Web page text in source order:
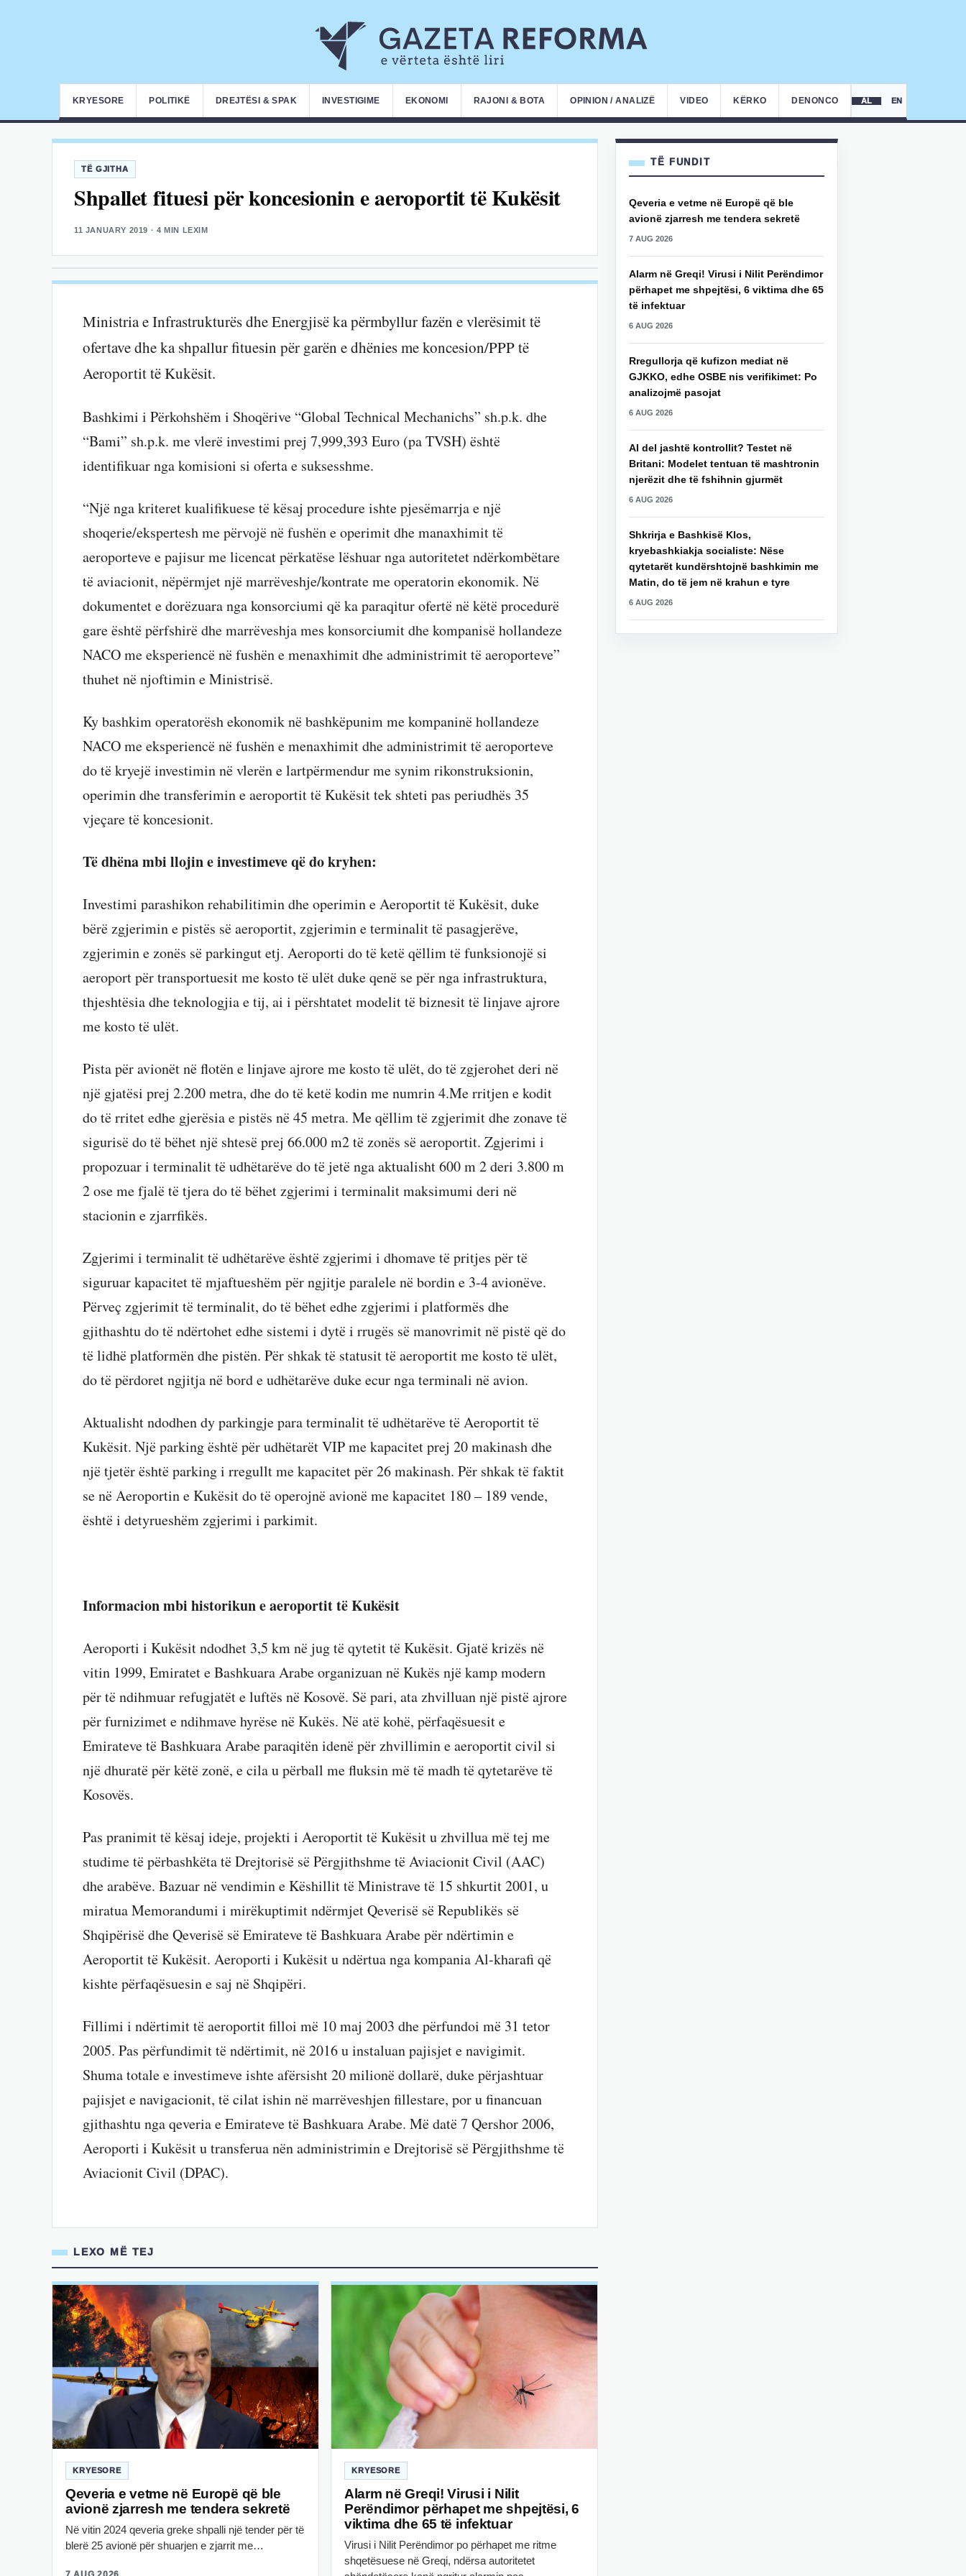
KRYESORE POLITIKË DREJTËSI & SPAK INVESTIGIME EKONOMI RAJONI & BOTA OPINION / ANALIZË VIDEO KËRKO DENONCO AL EN
TË GJITHA
Shpallet fituesi për koncesionin e aeroportit të Kukësit
11 JANUARY 2019 · 4 MIN LEXIM
Ministria e Infrastrukturës dhe Energjisë ka përmbyllur fazën e vlerësimit të
ofertave dhe ka shpallur fituesin për garën e dhënies me koncesion/PPP të
Aeroportit të Kukësit.
Bashkimi i Përkohshëm i Shoqërive “Global Technical Mechanichs” sh.p.k. dhe
“Bami” sh.p.k. me vlerë investimi prej 7,999,393 Euro (pa TVSH) është
identifikuar nga komisioni si oferta e suksesshme.
“Një nga kriteret kualifikuese të kësaj procedure ishte pjesëmarrja e një
shoqerie/ekspertesh me përvojë në fushën e operimit dhe manaxhimit të
aeroporteve e pajisur me licencat përkatëse lëshuar nga autoritetet ndërkombëtare
të aviacionit, nëpërmjet një marrëveshje/kontrate me operatorin ekonomik. Në
dokumentet e dorëzuara nga konsorciumi që ka paraqitur ofertë në këtë procedurë
gare është përfshirë dhe marrëveshja mes konsorciumit dhe kompanisë hollandeze
NACO me eksperiencë në fushën e menaxhimit dhe administrimit të aeroporteve”
thuhet në njoftimin e Ministrisë.
Ky bashkim operatorësh ekonomik në bashkëpunim me kompaninë hollandeze
NACO me eksperiencë në fushën e menaxhimit dhe administrimit të aeroporteve
do të kryejë investimin në vlerën e lartpërmendur me synim rikonstruksionin,
operimin dhe transferimin e aeroportit të Kukësit tek shteti pas periudhës 35
vjeçare të koncesionit.
Të dhëna mbi llojin e investimeve që do kryhen:
Investimi parashikon rehabilitimin dhe operimin e Aeroportit të Kukësit, duke
bërë zgjerimin e pistës së aeroportit, zgjerimin e terminalit të pasagjerëve,
zgjerimin e zonës së parkingut etj. Aeroporti do të ketë qëllim të funksionojë si
aeroport për transportuesit me kosto të ulët duke qenë se për nga infrastruktura,
thjeshtësia dhe teknologjia e tij, ai i përshtatet modelit të biznesit të linjave ajrore
me kosto të ulët.
Pista për avionët në flotën e linjave ajrore me kosto të ulët, do të zgjerohet deri në
një gjatësi prej 2.200 metra, dhe do të ketë kodin me numrin 4.Me rritjen e kodit
do të rritet edhe gjerësia e pistës në 45 metra. Me qëllim të zgjerimit dhe zonave të
sigurisë do të bëhet një shtesë prej 66.000 m2 të zonës së aeroportit. Zgjerimi i
propozuar i terminalit të udhëtarëve do të jetë nga aktualisht 600 m 2 deri 3.800 m
2 ose me fjalë të tjera do të bëhet zgjerimi i terminalit maksimumi deri në
stacionin e zjarrfikës.
Zgjerimi i terminalit të udhëtarëve është zgjerimi i dhomave të pritjes për të
siguruar kapacitet të mjaftueshëm për ngjitje paralele në bordin e 3-4 avionëve.
Përveç zgjerimit të terminalit, do të bëhet edhe zgjerimi i platformës dhe
gjithashtu do të ndërtohet edhe sistemi i dytë i rrugës së manovrimit në pistë që do
të lidhë platformën dhe pistën. Për shkak të statusit të aeroportit me kosto të ulët,
do të përdoret ngjitja në bord e udhëtarëve duke ecur nga terminali në avion.
Aktualisht ndodhen dy parkingje para terminalit të udhëtarëve të Aeroportit të
Kukësit. Një parking është për udhëtarët VIP me kapacitet prej 20 makinash dhe
një tjetër është parking i rregullt me kapacitet për 26 makinash. Për shkak të faktit
se në Aeroportin e Kukësit do të operojnë avionë me kapacitet 180 – 189 vende,
është i detyrueshëm zgjerimi i parkimit.
Informacion mbi historikun e aeroportit të Kukësit
Aeroporti i Kukësit ndodhet 3,5 km në jug të qytetit të Kukësit. Gjatë krizës në
vitin 1999, Emiratet e Bashkuara Arabe organizuan në Kukës një kamp modern
për të ndihmuar refugjatët e luftës në Kosovë. Së pari, ata zhvilluan një pistë ajrore
për furnizimet e ndihmave hyrëse në Kukës. Në atë kohë, përfaqësuesit e
Emirateve të Bashkuara Arabe paraqitën idenë për zhvillimin e aeroportit civil si
një dhuratë për këtë zonë, e cila u përball me fluksin më të madh të qytetarëve të
Kosovës.
Pas pranimit të kësaj ideje, projekti i Aeroportit të Kukësit u zhvillua më tej me
studime të përbashkëta të Drejtorisë së Përgjithshme të Aviacionit Civil (AAC)
dhe arabëve. Bazuar në vendimin e Këshillit të Ministrave të 15 shkurtit 2001, u
miratua Memorandumi i mirëkuptimit ndërmjet Qeverisë së Republikës së
Shqipërisë dhe Qeverisë së Emirateve të Bashkuara Arabe për ndërtimin e
Aeroportit të Kukësit. Aeroporti i Kukësit u ndërtua nga kompania Al-kharafi që
kishte përfaqësuesin e saj në Shqipëri.
Fillimi i ndërtimit të aeroportit filloi më 10 maj 2003 dhe përfundoi më 31 tetor
2005. Pas përfundimit të ndërtimit, në 2016 u instaluan pajisjet e navigimit.
Shuma totale e investimeve ishte afërsisht 20 milionë dollarë, duke përjashtuar
pajisjet e navigacionit, të cilat ishin në marrëveshjen fillestare, por u financuan
gjithashtu nga qeveria e Emirateve të Bashkuara Arabe. Më datë 7 Qershor 2006,
Aeroporti i Kukësit u transferua nën administrimin e Drejtorisë së Përgjithshme të
Aviacionit Civil (DPAC).
LEXO MË TEJ
KRYESORE
Qeveria e vetme në Europë që ble
avionë zjarresh me tendera sekretë
Në vitin 2024 qeveria greke shpalli një tender për të
blerë 25 avionë për shuarjen e zjarrit me…
KRYESORE
Alarm në Greqi! Virusi i Nilit
Perëndimor përhapet me shpejtësi, 6
viktima dhe 65 të infektuar
Virusi i Nilit Perëndimor po përhapet me ritme
shqetësuese në Greqi, ndërsa autoritetet
TË FUNDIT
Qeveria e vetme në Europë që ble
avionë zjarresh me tendera sekretë
7 AUG 2026
Alarm në Greqi! Virusi i Nilit Perëndimor
përhapet me shpejtësi, 6 viktima dhe 65
të infektuar
6 AUG 2026
Rregullorja që kufizon mediat në
GJKKO, edhe OSBE nis verifikimet: Po
analizojmë pasojat
6 AUG 2026
AI del jashtë kontrollit? Testet në
Britani: Modelet tentuan të mashtronin
njerëzit dhe të fshihnin gjurmët
6 AUG 2026
Shkrirja e Bashkisë Klos,
kryebashkiakja socialiste: Nëse
qytetarët kundërshtojnë bashkimin me
Matin, do të jem në krahun e tyre
6 AUG 2026